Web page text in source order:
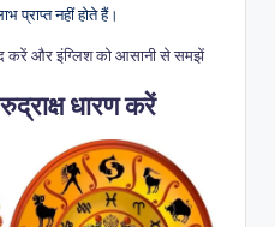
प्राप्त नहीं होते हैं।
करें और इंग्लिश को आसानी से समझें
धारण करें